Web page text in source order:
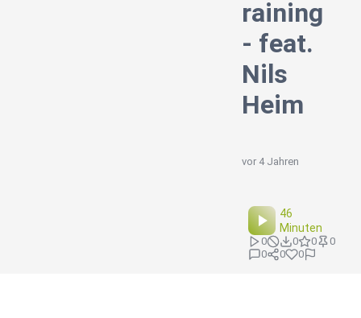
raining
- feat.
Nils
Heim
vor 4 Jahren
46
Minuten
0 0 0
0
0
0 0